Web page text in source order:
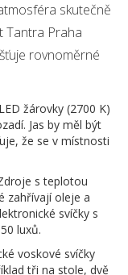
skutečně
Tantra Praha
rovnoměrné
žárovky (2700 K)
Jas by měl být
že se v místnosti
s teplotou
zahřívají oleje a
svíčky s
luxů.
voskové svíčky
tři na stole, dvě